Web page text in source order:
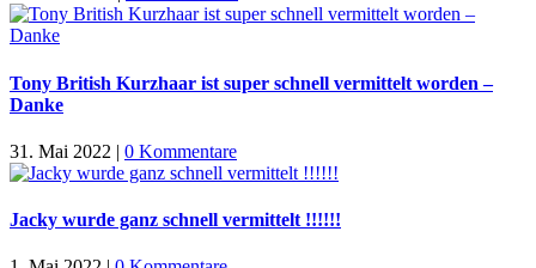
Tony British Kurzhaar ist super schnell vermittelt worden –
Danke
31. Mai 2022 | 0 Kommentare
Jacky wurde ganz schnell vermittelt !!!!!!